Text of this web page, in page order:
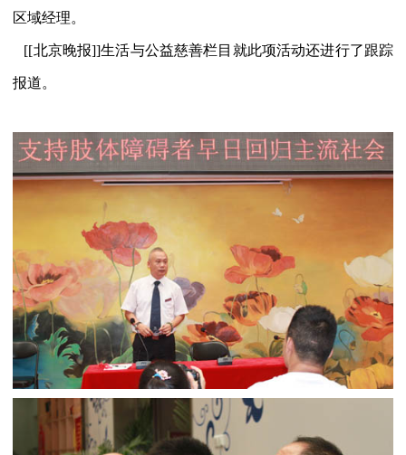
区域经理。
[[北京晚报]]生活与公益慈善栏目就此项活动还进行了跟踪
报道。